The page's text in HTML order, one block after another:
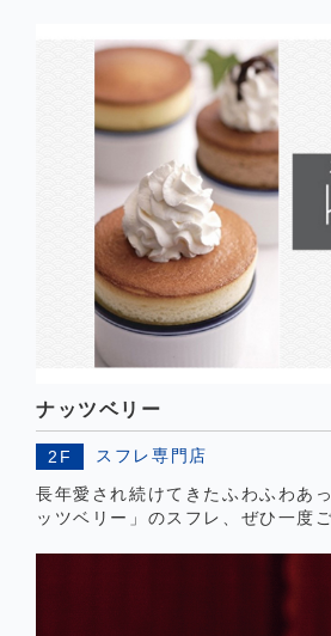
ナッツベリー
2F
スフレ専門店
長年愛され続けてきたふわふわあ
ッツベリー」のスフレ、ぜひ一度